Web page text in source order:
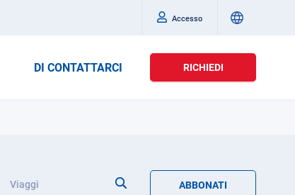
Accesso
DI CONTATTARCI RICHIEDI
Viaggi ABBONATI